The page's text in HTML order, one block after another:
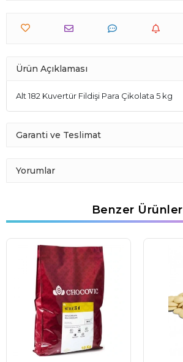
Ürün Açıklaması
Alt 182 Kuvertür Fildişi Para Çikolata 5 kg
Garanti ve Teslimat
Yorumlar
Benzer Ürünler